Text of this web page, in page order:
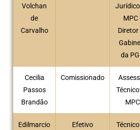
Volchan
de
Carvalho
MPC
Diretor
da
Cecilia
Passos
Brandão
Comissionado
MPC
Edilmarcio
Efetivo